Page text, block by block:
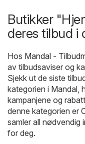
Butikker
deres tilbud i
Hos Mandal -
av tilbudsaviser og
Sjekk ut de siste
kategorien i Mandal,
kampanjene og
denne kategorien er
samler all nødvendig
for deg.